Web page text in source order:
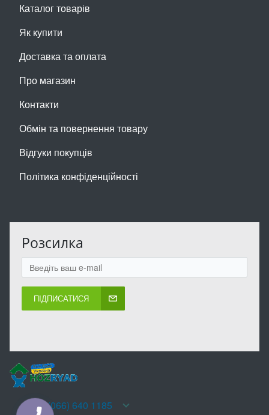
Каталог товарів
Як купити
Доставка та оплата
Про магазин
Контакти
Обмін та повернення товару
Відгуки покупців
Політика конфіденційності
Розсилка
ПІДПИСАТИСЯ
+38(066) 640 1185